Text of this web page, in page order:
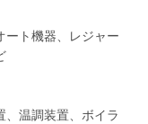
ート機器、レジャー
、温調装置、ボイラ